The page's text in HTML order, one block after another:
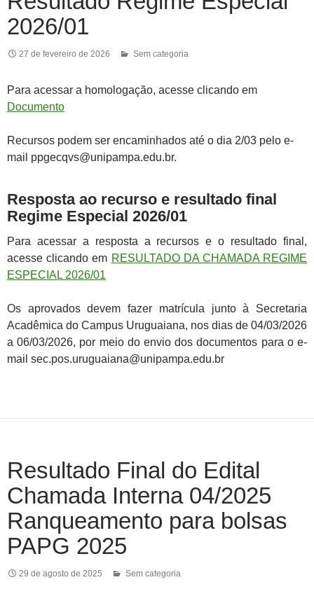
2026/01
27 de fevereiro de 2026 Sem categoria
Para acessar a homologação, acesse clicando em
Documento
Recursos podem ser encaminhados até o dia 2/03 pelo e-
mail ppgecqvs@unipampa.edu.br.
Resposta ao recurso e resultado final
Regime Especial 2026/01
Para acessar a resposta a recursos e o resultado final,
acesse clicando em RESULTADO DA CHAMADA REGIME
ESPECIAL 2026/01
Os aprovados devem fazer matrícula junto à Secretaria
Acadêmica do Campus Uruguaiana, nos dias de 04/03/2026
a 06/03/2026, por meio do envio dos documentos para o e-
mail sec.pos.uruguaiana@unipampa.edu.br
Resultado Final do Edital
Chamada Interna 04/2025
Ranqueamento para bolsas
PAPG 2025
29 de agosto de 2025 Sem categoria